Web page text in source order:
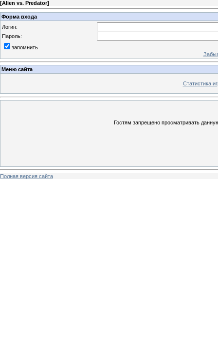
[Alien vs. Predator]
Форма входа
Логин:
Пароль:
запомнить
Меню сайта
Статистика
Гостям запрещено просматривать
Полная версия сайта